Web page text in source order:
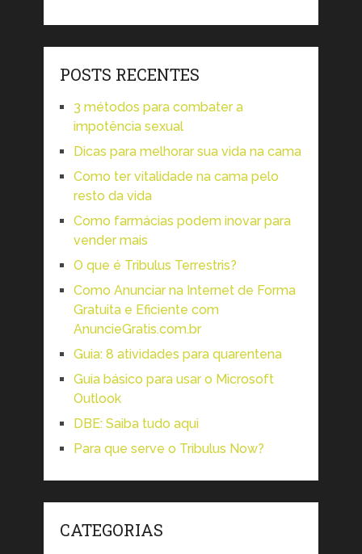
POSTS RECENTES
3 métodos para combater a
impotência sexual
Dicas para melhorar sua vida na cama
Como ter vitalidade na cama pelo
resto da vida
Como farmácias podem inovar para
vender mais
O que é Tribulus Terrestris?
Como Anunciar na Internet de Forma
Gratuita e Eficiente com
AnuncieGratis.com.br
Guia: 8 atividades para quarentena
Guia básico para usar o Microsoft
Outlook
DBE: Saiba tudo aqui
Para que serve o Tribulus Now?
CATEGORIAS